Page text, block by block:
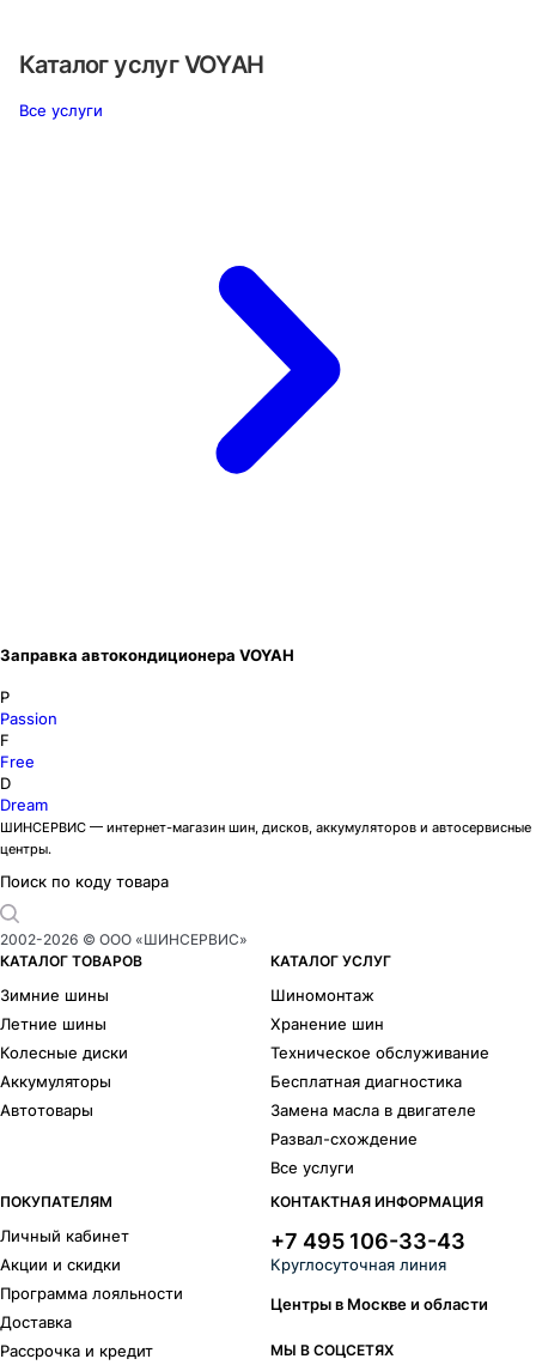
Каталог услугVOYAH
Все услуги
Заправка автокондиционера VOYAH
P
Passion
F
Free
D
Dream
ШИНСЕРВИС — интернет-магазин шин, дисков, аккумуляторов и автосервисные
центры.
Поиск по коду товара
2002-2026 © ООО «ШИНСЕРВИС»
КАТАЛОГ ТОВАРОВ
Зимние шины
Летние шины
Колесные диски
Аккумуляторы
Автотовары
КАТАЛОГ УСЛУГ
Шиномонтаж
Хранение шин
Техническое обслуживание
Бесплатная диагностика
Замена масла в двигателе
Развал-схождение
Все услуги
ПОКУПАТЕЛЯМ
Личный кабинет
Акции и скидки
Программа лояльности
Доставка
Рассрочка и кредит
КОНТАКТНАЯ ИНФОРМАЦИЯ
+7 495 106-33-43
Круглосуточная линия
Центры в Москве и области
МЫ В СОЦСЕТЯХ